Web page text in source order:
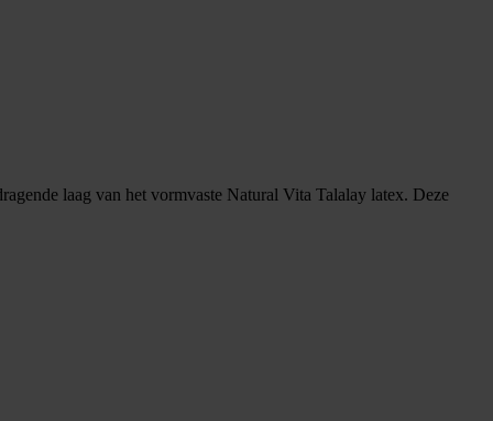
laag van het vormvaste Natural Vita Talalay latex. Deze